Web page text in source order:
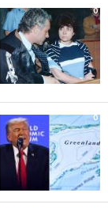
0
0